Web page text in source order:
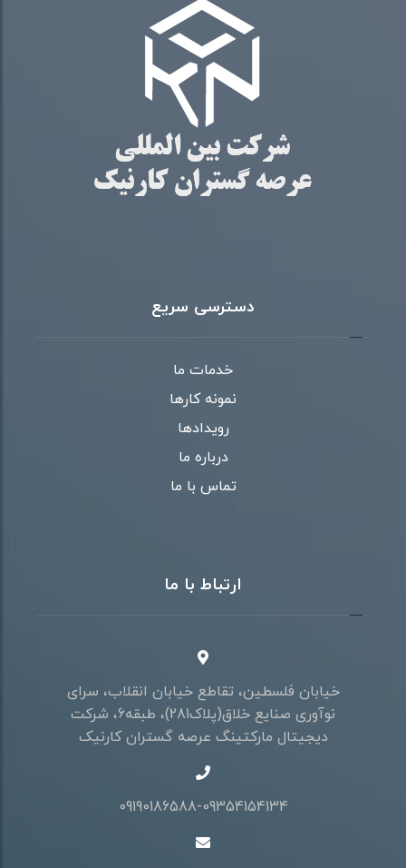
دسترسی سریع
خدمات ما
نمونه کارها
رویدادها
درباره ما
تماس با ما
ارتباط با ما
خیابان فلسطین، تقاطع خیابان انقلاب، سرای
نوآوری صنایع خلاق(پلاک281)، طبقه6، شرکت
دیجیتال مارکتینگ عرصه گستران کارنیک
09190186588-09354154134